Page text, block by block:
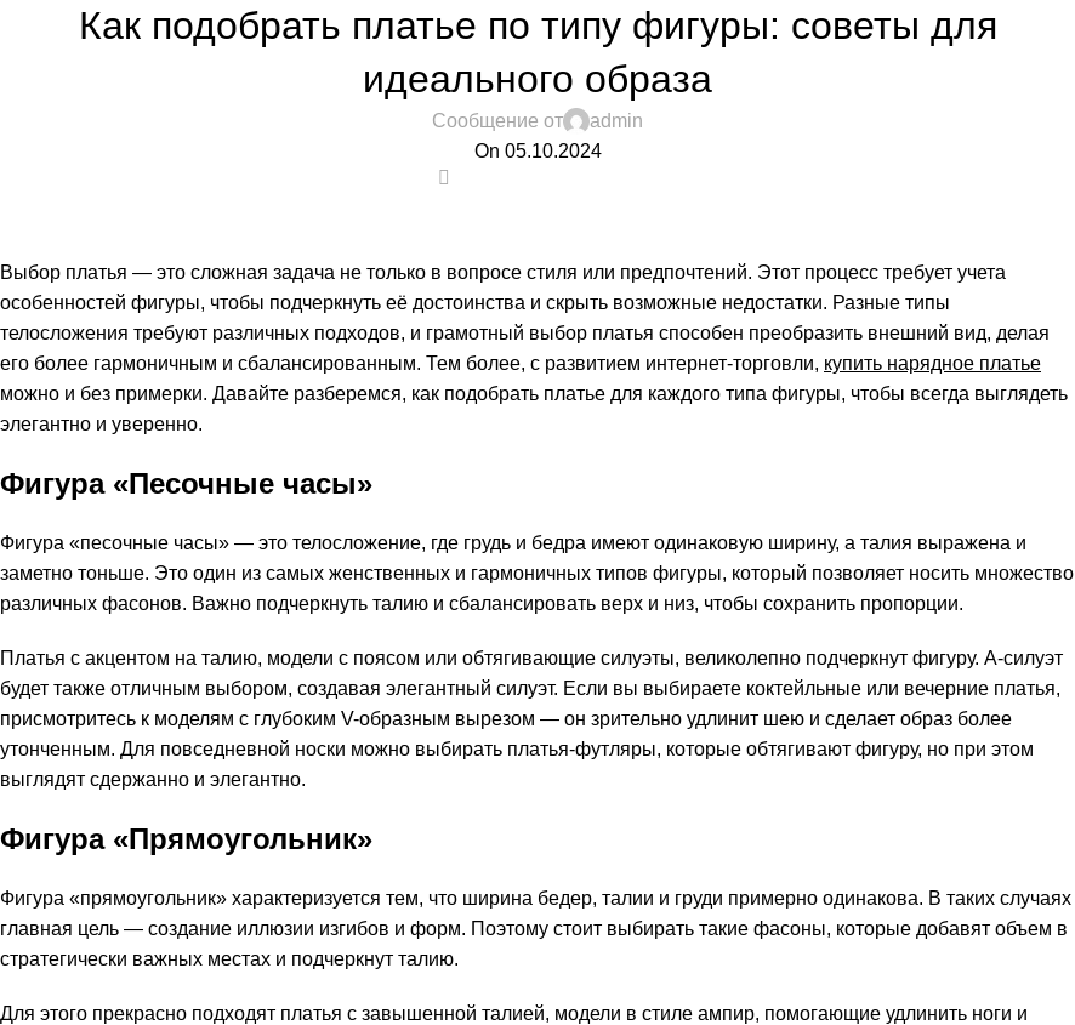
Как подобрать платье по типу фигуры: советы для
идеального образа
Сообщение от
admin
On 05.10.2024
Выбор платья — это сложная задача не только в вопросе стиля или предпочтений. Этот процесс требует учета
особенностей фигуры, чтобы подчеркнуть её достоинства и скрыть возможные недостатки. Разные типы
телосложения требуют различных подходов, и грамотный выбор платья способен преобразить внешний вид, делая
его более гармоничным и сбалансированным. Тем более, с развитием интернет-торговли, купить нарядное платье
можно и без примерки. Давайте разберемся, как подобрать платье для каждого типа фигуры, чтобы всегда выглядеть
элегантно и уверенно.
Фигура «Песочные часы»
Фигура «песочные часы» — это телосложение, где грудь и бедра имеют одинаковую ширину, а талия выражена и
заметно тоньше. Это один из самых женственных и гармоничных типов фигуры, который позволяет носить множество
различных фасонов. Важно подчеркнуть талию и сбалансировать верх и низ, чтобы сохранить пропорции.
Платья с акцентом на талию, модели с поясом или обтягивающие силуэты, великолепно подчеркнут фигуру. А-силуэт
будет также отличным выбором, создавая элегантный силуэт. Если вы выбираете коктейльные или вечерние платья,
присмотритесь к моделям с глубоким V-образным вырезом — он зрительно удлинит шею и сделает образ более
утонченным. Для повседневной носки можно выбирать платья-футляры, которые обтягивают фигуру, но при этом
выглядят сдержанно и элегантно.
Фигура «Прямоугольник»
Фигура «прямоугольник» характеризуется тем, что ширина бедер, талии и груди примерно одинакова. В таких случаях
главная цель — создание иллюзии изгибов и форм. Поэтому стоит выбирать такие фасоны, которые добавят объем в
стратегически важных местах и подчеркнут талию.
Для этого прекрасно подходят платья с завышенной талией, модели в стиле ампир, помогающие удлинить ноги и